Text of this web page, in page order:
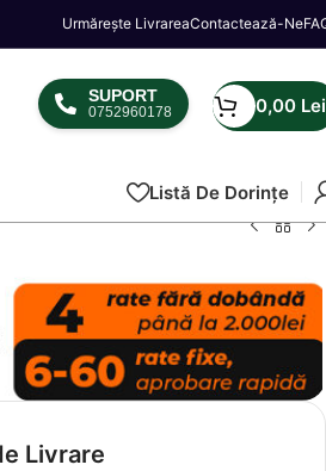
Urmărește LivrareaContactează-Ne
SUPORT
0752960178 0,00 Lei
Listă De Dorințe
Livrare